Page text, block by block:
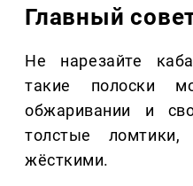
Главный
Не нарезайте
такие полоски
обжаривании и
толстые ломтики,
жёсткими.